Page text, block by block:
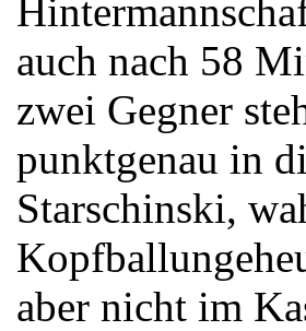
auch nach 58
zwei Gegner
punktgenau in
Starschinski,
aber nicht im